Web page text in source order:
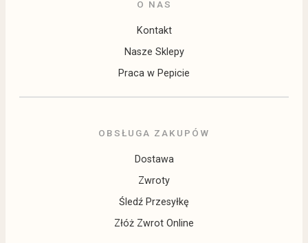
O NAS
Kontakt
Nasze Sklepy
Praca w Pepicie
OBSŁUGA ZAKUPÓW
Dostawa
Zwroty
Śledź Przesyłkę
Złóż Zwrot Online